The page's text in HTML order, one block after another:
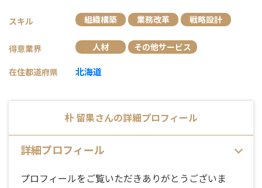
スキル 組織構築 業務改革 戦略設計
得意業界 人材 その他サービス
在住都道府県 北海道
朴 留果さんの詳細プロフィール
詳細プロフィール
プロフィールをご覧いただきありがとうございま